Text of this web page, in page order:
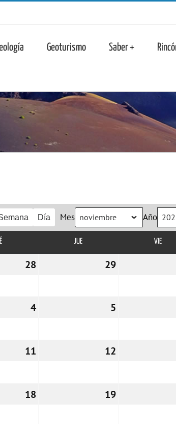
Geoturismo Saber +
Día Mes Año
JUEJUEVES VIE
2828/10/2026 2929/10/2026
404/11/2026 5
11 12
1818/11/2026 1919/11/2026